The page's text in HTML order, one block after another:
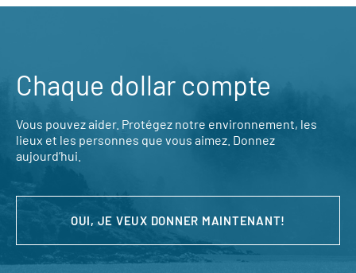
Chaque dollar compte
Vous pouvez aider. Protégez notre environnement, les
lieux et les personnes que vous aimez. Donnez
aujourd’hui.
OUI, JE VEUX DONNER MAINTENANT!